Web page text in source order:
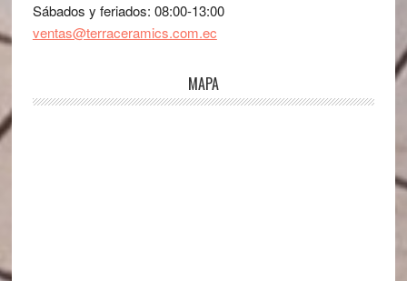
Sábados y feriados: 08:00-13:00
ventas@terraceramics.com.ec
MAPA